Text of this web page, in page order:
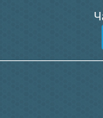
Конвектор
с решеткой